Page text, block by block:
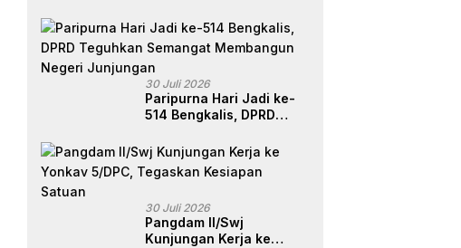
Pelestarian Budaya
Melayu
30 Juli 2026
Paripurna Hari Jadi ke-
514 Bengkalis, DPRD
Membangun Negeri
Junjungan
30 Juli 2026
Pangdam II/Swj
Kunjungan Kerja ke